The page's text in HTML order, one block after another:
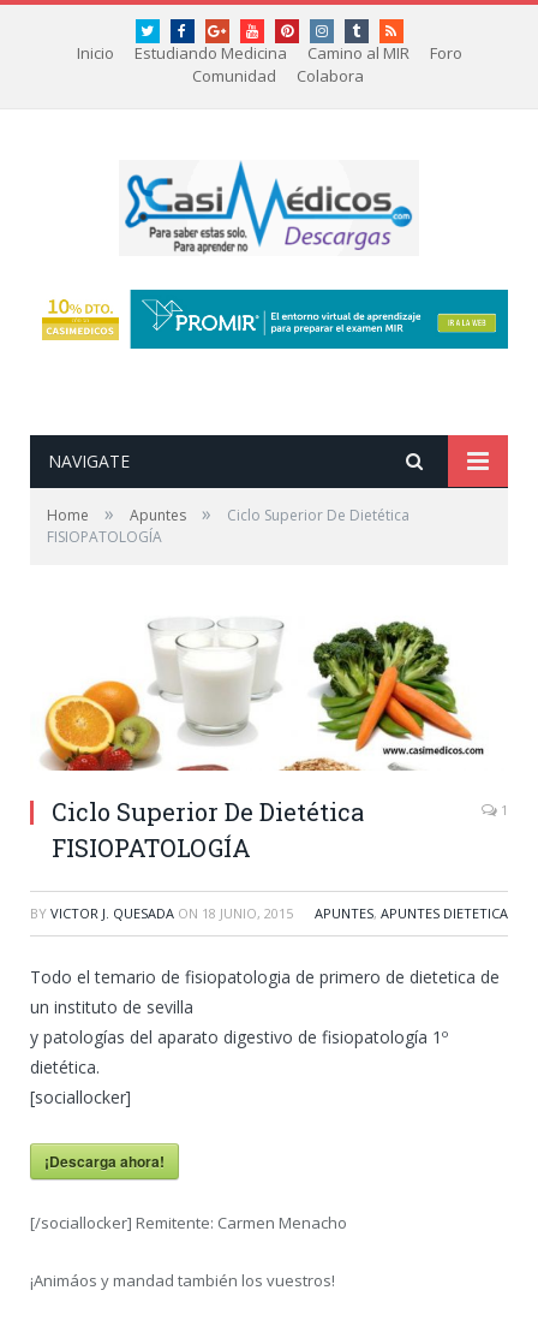
Twitter FacebookGoogle+youtubePinterestinstagramtumblrRSS
Inicio Estudiando Medicina Camino al MIR
Foro
Comunidad
Colabora
NAVIGATE
Home » Apuntes »
Ciclo Superior De Dietética
FISIOPATOLOGÍA
Ciclo Superior De Dietética
FISIOPATOLOGÍA
1
BY VICTOR J. QUESADA ON 18 JUNIO, 2015 APUNTES, APUNTES DIETETICA
Todo el temario de fisiopatologia de primero de dietetica de
un instituto de sevilla
y patologías del aparato digestivo de fisiopatología 1º
dietética.
[sociallocker]
¡Descarga ahora!
[/sociallocker] Remitente: Carmen Menacho
¡Animáos y mandad también los vuestros!